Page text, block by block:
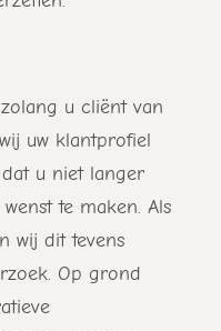
u cliënt van
uw klantprofiel
u niet langer
te maken. Als
wij dit tevens
Op grond